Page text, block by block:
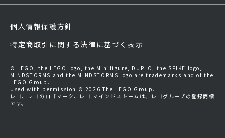
個人情報保護方針
特定商取引に関する法律に基づく表示
© LEGO, the LEGO logo, the Minifigure, DUPLO, the SPIKE logo,
MINDSTORMS and the MINDSTORMS logo are trademarks and of the
LEGO Group.
Used with permission © 2026 The LEGO Group.
レゴ、レゴのロゴマーク、レゴ マインドストームは、レゴグループの登録商標
です。